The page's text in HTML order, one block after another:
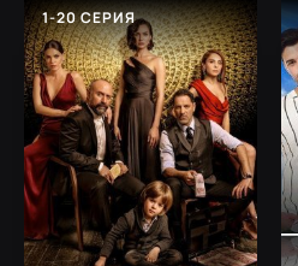
1-20 СЕРИЯ